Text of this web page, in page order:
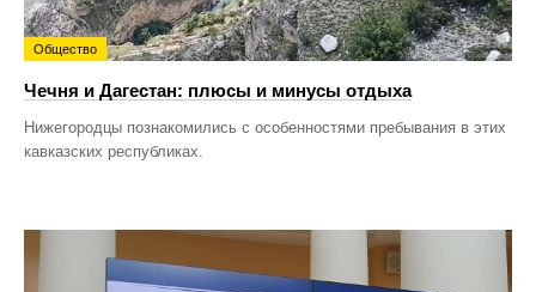
Общество
Чечня и Дагестан: плюсы и минусы отдыха
Нижегородцы познакомились с особенностями пребывания в этих
кавказских республиках.